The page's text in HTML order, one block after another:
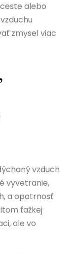
alebo
zmysel viac
vzduch
vyvetranie,
a opatrnosť
ťažkej
ale vo